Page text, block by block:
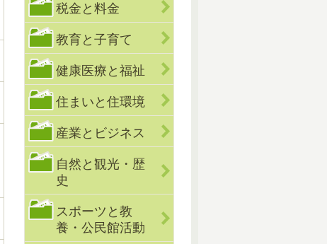
税金と料金
教育と子育て
健康医療と福祉
住まいと住環境
産業とビジネス
自然と観光・歴
史
スポーツと教
養・公民館活動